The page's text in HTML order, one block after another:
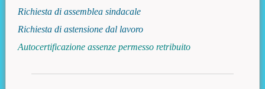
Richiesta di assemblea sindacale
Richiesta di astensione dal lavoro
Autocertificazione assenze permesso retribuito